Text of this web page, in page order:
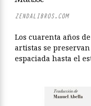
ZENDALIBROS.COM
Los cuarenta años
artistas se
espaciada hasta el